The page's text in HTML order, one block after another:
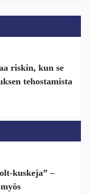
riskin, kun se
tehostamista
kuskeja” –